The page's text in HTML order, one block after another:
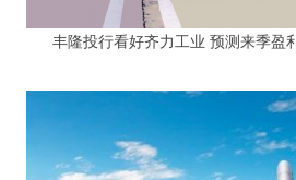
丰隆投行看好齐力工业 预测来季盈